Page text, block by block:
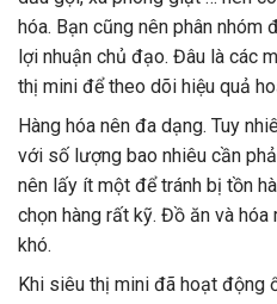
hóa. Bạn cũng nên phân nhóm
lợi nhuận chủ đạo. Đâu là các
thị mini để theo dõi hiệu quả
Hàng hóa nên đa dạng. Tuy
với số lượng bao nhiêu cần
nên lấy ít một để tránh bị tồn
chọn hàng rất kỹ. Đồ ăn và
khó.
Khi siêu thị mini đã hoạt động